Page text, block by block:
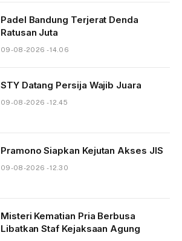
Padel Bandung Terjerat Denda
Ratusan Juta
09-08-2026 - 14.06
STY Datang Persija Wajib Juara
09-08-2026 - 12.45
Pramono Siapkan Kejutan Akses JIS
09-08-2026 - 12.30
Misteri Kematian Pria Berbusa
Libatkan Staf Kejaksaan Agung